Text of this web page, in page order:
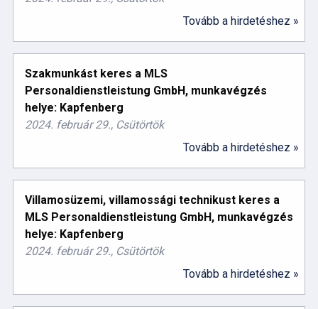
Tovább a hirdetéshez »
Szakmunkást keres a MLS
Personaldienstleistung GmbH, munkavégzés
helye: Kapfenberg
2024. február 29., Csütörtök
Tovább a hirdetéshez »
Villamosüzemi, villamossági technikust keres a
MLS Personaldienstleistung GmbH, munkavégzés
helye: Kapfenberg
2024. február 29., Csütörtök
Tovább a hirdetéshez »